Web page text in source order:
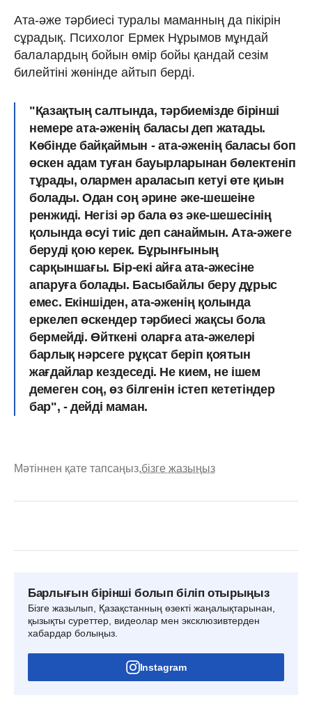
Ата-әже тәрбиесі туралы маманның да пікірін
сұрадық. Психолог Ермек Нұрымов мұндай
балалардың бойын өмір бойы қандай сезім
билейтіні жөнінде айтып берді.
"Қазақтың салтында, тәрбиемізде бірінші
немере ата-әженің баласы деп жатады.
Көбінде байқаймын - ата-әженің баласы боп
өскен адам туған бауырларынан бөлектеніп
тұрады, олармен араласып кетуі өте қиын
болады. Одан соң әрине әке-шешеіне
ренжиді. Негізі әр бала өз әке-шешесінің
қолында өсуі тиіс деп санаймын. Ата-әжеге
беруді қою керек. Бұрынғының
сарқыншағы. Бір-екі айға ата-әжесіне
апаруға болады. Басыбайлы беру дұрыс
емес. Екіншіден, ата-әженің қолында
еркелеп өскендер тәрбиесі жақсы бола
бермейді. Өйткені оларға ата-әжелері
барлық нәрсеге рұқсат беріп қоятын
жағдайлар кездеседі. Не кием, не ішем
демеген соң, өз білгенін істеп кететіндер
бар", - дейді маман.
Мәтіннен қате тапсаңыз,бізге жазыңыз
Барлығын бірінші болып біліп отырыңыз
Бізге жазылып, Қазақстанның өзекті жаңалықтарынан,
қызықты суреттер, видеолар мен эксклюзивтерден
хабардар болыңыз.
Instagram